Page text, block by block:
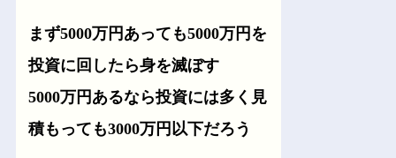
まず5000万円あっても5000万円を
投資に回したら身を滅ぼす
5000万円あるなら投資には多く見
積もっても3000万円以下だろう